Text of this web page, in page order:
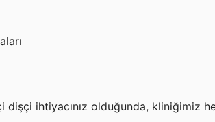
dişçi ihtiyacınız olduğunda, kliniğimiz